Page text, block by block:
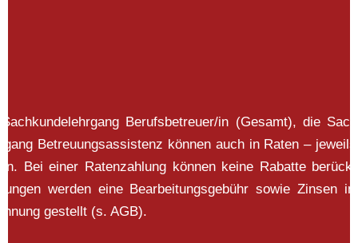
Berufsbetreuer/in (Gesamt), die
Betreuungsassistenz können auch in Raten –
Bei einer Ratenzahlung können keine Rabatte
werden eine Bearbeitungsgebühr sowie Zinsen
gestellt (s. AGB).